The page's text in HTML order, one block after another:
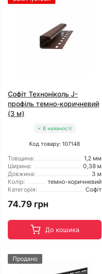
Софіт Техноніколь J-
профіль темно-коричневий
(3 м)
В наявності
Код товару: 107148
Товщина:
1,2 мм
Ширина:
0,38 м
Довжина:
3 м
Колір:
темно-коричневий
Категорія:
Софіт
74.79 грн
До кошика
Продано